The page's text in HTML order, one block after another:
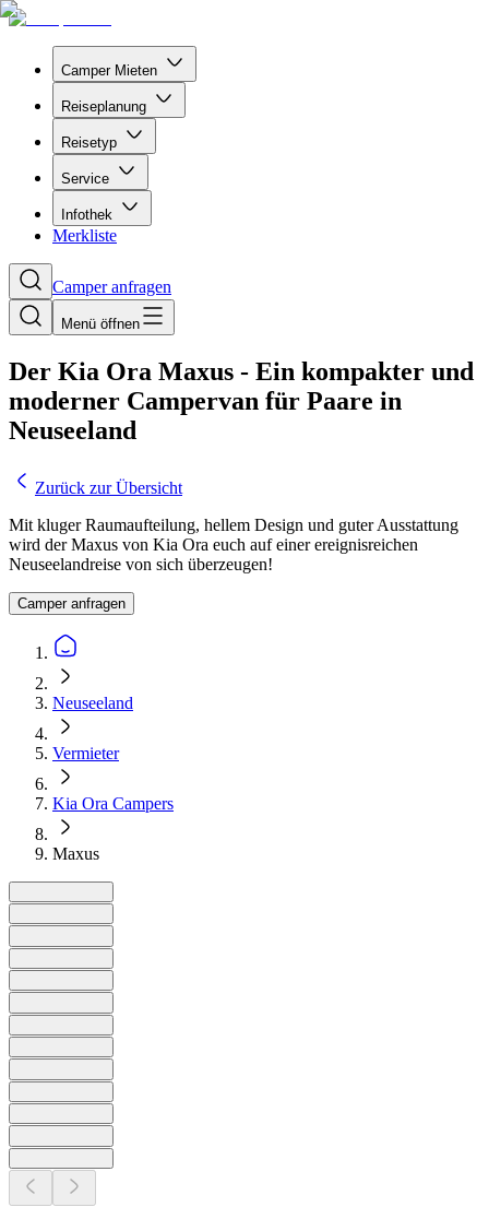
Camper Mieten
Reiseplanung
Reisetyp
Service
Infothek
Merkliste
Camper anfragen
Menü öffnen
Der Kia Ora Maxus - Ein kompakter und
moderner Campervan für Paare in
Neuseeland
Zurück zur Übersicht
Mit kluger Raumaufteilung, hellem Design und guter Ausstattung
wird der Maxus von Kia Ora euch auf einer ereignisreichen
Neuseelandreise von sich überzeugen!
Camper anfragen
Neuseeland
Vermieter
Kia Ora Campers
Maxus